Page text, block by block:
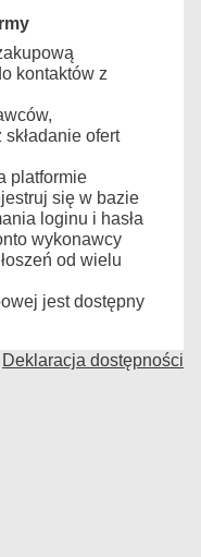
kontaktów z
ofert
platformie
się w bazie
loginu i hasła
wykonawcy
od wielu
jest dostępny
Deklaracja dostępności